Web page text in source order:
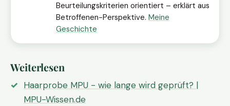
Beurteilungskriterien orientiert – erklärt aus
Betroffenen-Perspektive. Meine
Geschichte
Weiterlesen
Haarprobe MPU - wie lange wird geprüft? |
MPU-Wissen.de